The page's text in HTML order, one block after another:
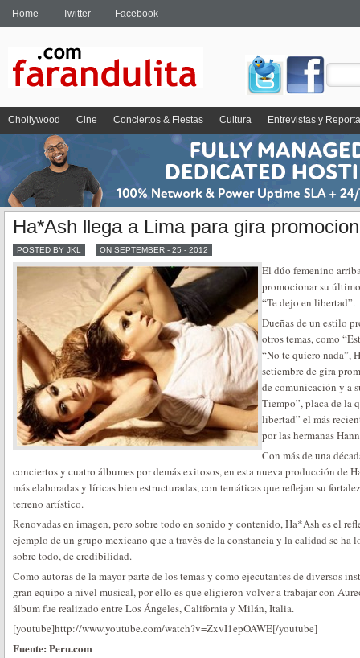
Home Twitter Facebook
Chollywood Cine Conciertos & Fiestas Cultura Entrevistas y
Ha*Ash llega a Lima para gira
POSTED BY JKL ON SEPTEMBER - 25 - 2012
El dúo femenino
promocionar su
“Te dejo en libertad”.
Dueñas de un estilo
otros temas, como
“No te quiero nada”,
setiembre de gira
de comunicación y a
Tiempo”, placa de la
libertad” el más
por las hermanas
Con más de una
conciertos y cuatro álbumes por demás exitosos, en esta nueva producción de
más elaboradas y líricas bien estructuradas, con temáticas que reflejan su
terreno artístico.
Renovadas en imagen, pero sobre todo en sonido y contenido, Ha*Ash es el
ejemplo de un grupo mexicano que a través de la constancia y la calidad se ha
sobre todo, de credibilidad.
Como autoras de la mayor parte de los temas y como ejecutantes de diversos
gran equipo a nivel musical, por ello es que eligieron volver a trabajar con
álbum fue realizado entre Los Ángeles, California y Milán, Italia.
[youtube]http://www.youtube.com/watch?v=ZxvI1epOAWE[/youtube]
Fuente: Peru.com